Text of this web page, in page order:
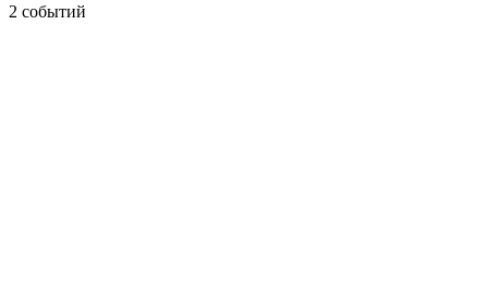
2 событий